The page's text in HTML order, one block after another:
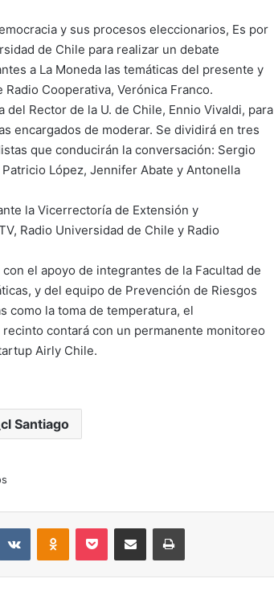
y sus procesos eleccionarios, Es por
de Chile para realizar un debate
a La Moneda las temáticas del presente y
Cooperativa, Verónica Franco.
Rector de la U. de Chile, Ennio Vivaldi, para
encargados de moderar. Se dividirá en tres
que conducirán la conversación: Sergio
López, Jennifer Abate y Antonella
la Vicerrectoría de Extensión y
Radio Universidad de Chile y Radio
el apoyo de integrantes de la Facultad de
y del equipo de Prevención de Riesgos
como la toma de temperatura, el
contará con un permanente monitoreo
Airly Chile.
Santiago
VKontakteOdnoklassniki
Pocket Compartir por correo electrónicoImprimir